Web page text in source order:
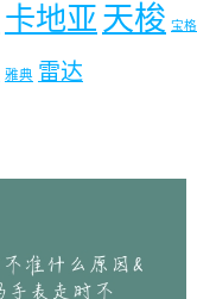
卡地亚 天梭 宝
雅典 雷达